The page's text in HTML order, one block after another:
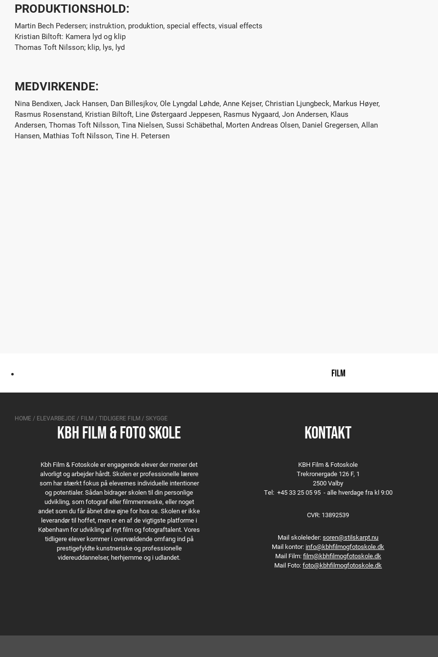
PRODUKTIONSHOLD:
Martin Bech Pedersen; instruktion, produktion, special effects, visual effects
Kristian Biltoft: Kamera lyd og klip
Thomas Toft Nilsson; klip, lys, lyd
MEDVIRKENDE:
Nina Bendixen, Jack Hansen, Dan Billesjkov, Ole Lyngdal Løhde, Anne Kejser, Christian Ljungbeck, Markus Høyer,
Rasmus Rosenstand, Kristian Biltoft, Line Østergaard Jeppesen, Rasmus Nygaard, Jon Andersen, Klaus
Andersen, Thomas Toft Nilsson, Tina Nielsen, Sussi Schäbethal, Morten Andreas Olsen, Daniel Gregersen, Allan
Hansen, Mathias Toft Nilsson, Tine H. Petersen
FILM
HOME / ELEVARBEJDE / FILM /TIDLIGERE FILM /SKYGGE
KBH FILM & FOTO SKOLE
Kbh Film & Fotoskole er engagerede elever der mener det
alvorligt og arbejder hårdt. Skolen er professionelle lærere
som har stærkt fokus på elevernes individuelle intentioner
og potentialer. Sådan bidrager skolen til din personlige
udvikling, som fotograf eller filmmenneske, eller noget
andet som du får åbnet dine øjne for hos os. Skolen er ikke
leverandør til hoffet, men er en af de vigtigste platforme i
København for udvikling af nyt film og fotograftalent. Vores
tidligere elever kommer i overvældende omfang ind på
prestigefyldte kunstneriske og professionelle
videreuddannelser, herhjemme og i udlandet.
KONTAKT
KBH Film & Fotoskole
Trekronergade 126 F, 1
2500 Valby
Tel: +45 33 25 05 95- alle hverdage fra kl 9:00
CVR: 13892539
Mail skoleleder:soren@stilskarpt.nu
Mail kontor: info@kbhfilmogfotoskole.dk
Mail Film:film@kbhfilmogfotoskole.dk
Mail Foto:foto@kbhfilmogfotoskole.dk